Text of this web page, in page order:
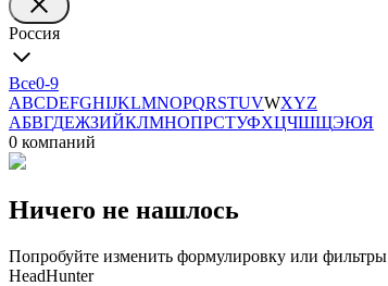
Россия
Все0-9
ABCDEFGHIJKLMNOPQRSTUVWXYZ
АБВГДЕЖЗИЙКЛМНОПРСТУФХЦЧШЩЭЮЯ
0 компаний
Ничего не нашлось
Попробуйте изменить формулировку или фильтры
HeadHunter